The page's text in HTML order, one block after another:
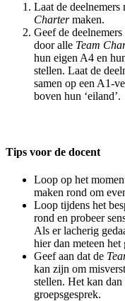
Laat de
Chartermaken.
Geef de
door alle Team
hun eigen A4 en
stellen. Laat de
samen op een A1-
boven hun ‘eiland’.
Tips voor de docent
Loop op het
maken rond om
Loop tijdens het
rond en probeer
Als er lacherig
hier dan meteen het
Geef aan dat de
kan zijn om
stellen. Het kan
groepsgesprek.